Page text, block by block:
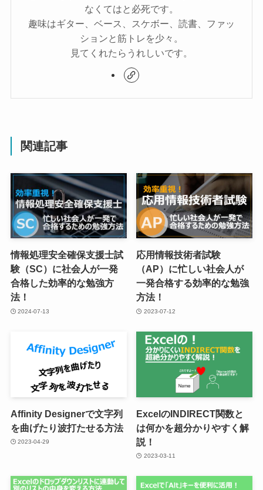
なくてはと必死です。
趣味はギター、ベース、スケボー、読書、ファッ
ションと筋トレを少々。
見てくれたらうれしいです。
関連記事
情報処理安全確保支援士試
験（SC）に社会人が一発
合格した効率的な勉強方
法！
2024-07-13
応用情報技術者試験
（AP）に忙しい社会人が
一発合格する効率的な勉強
方法！
2023-07-12
Affinity Designerで文字列
を曲げたり波打たせる方法
2023-04-29
ExcelのINDIRECT関数と
は何かを超分かりやすく解
説！
2023-03-11